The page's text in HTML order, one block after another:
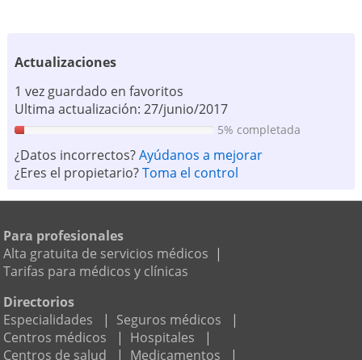
Actualizaciones
1 vez guardado en favoritos
Ultima actualización: 27/junio/2017
5% completada
¿Datos incorrectos?Ayúdanos a mejorar
¿Eres el propietario?Toma el control
Para profesionales
Alta gratuita de servicios médicos |
Tarifas para médicos y clínicas
Directorios
Especialidades
| Seguros médicos
|
Centros médicos
| Hospitales
|
Centros de salud
| Medicamentos |